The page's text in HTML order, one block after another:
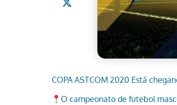
COPA ASTCOM 2020 Está
O campeonato de futebol